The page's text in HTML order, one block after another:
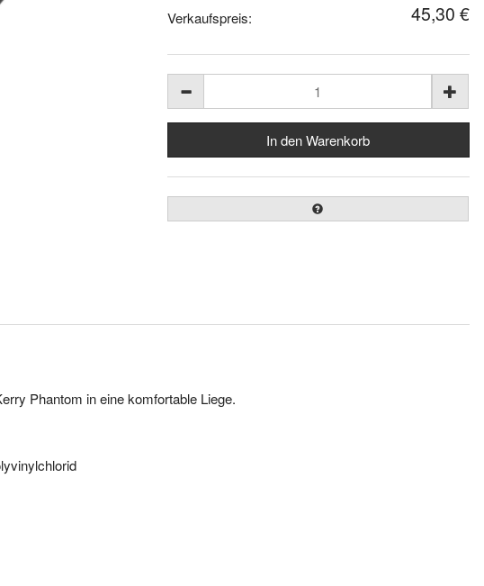
Verkaufspreis: 45,30 €
Phantom in eine komfortable Liege.